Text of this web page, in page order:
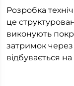
Розробка
це
виконують
затримок через
відбувається